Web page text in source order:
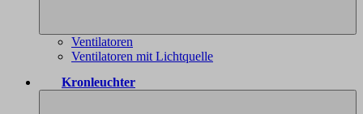
Ventilatoren
Ventilatoren mit Lichtquelle
Kronleuchter